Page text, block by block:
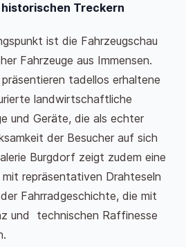
Treckern
ist die Fahrzeugschau
Fahrzeuge aus Immensen.
tadellos erhaltene
landwirtschaftliche
und Geräte, die als echter
der Besucher auf sich
Burgdorf zeigt zudem eine
repräsentativen Drahteseln
Fahrradgeschichte, die mit
und technischen Raffinesse